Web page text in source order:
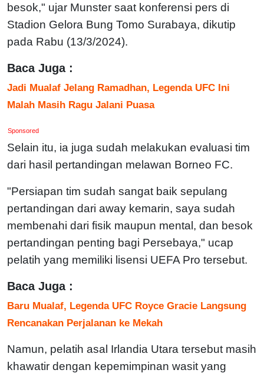
besok," ujar Munster saat konferensi pers di
Stadion Gelora Bung Tomo Surabaya, dikutip
pada Rabu (13/3/2024).
Baca Juga :
Jadi Mualaf Jelang Ramadhan, Legenda UFC Ini
Malah Masih Ragu Jalani Puasa
Sponsored
Selain itu, ia juga sudah melakukan evaluasi tim
dari hasil pertandingan melawan Borneo FC.
"Persiapan tim sudah sangat baik sepulang
pertandingan dari away kemarin, saya sudah
membenahi dari fisik maupun mental, dan besok
pertandingan penting bagi Persebaya," ucap
pelatih yang memiliki lisensi UEFA Pro tersebut.
Baca Juga :
Baru Mualaf, Legenda UFC Royce Gracie Langsung
Rencanakan Perjalanan ke Mekah
Namun, pelatih asal Irlandia Utara tersebut masih
khawatir dengan kepemimpinan wasit yang